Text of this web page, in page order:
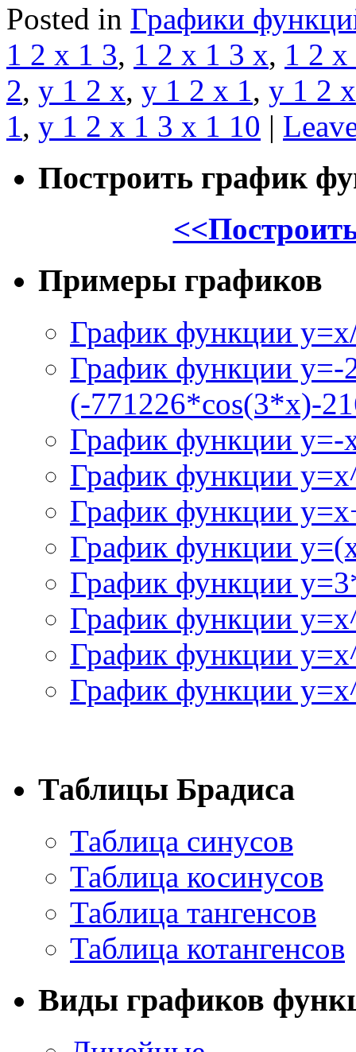
Posted in Графики
1 2 x 1 3, 1 2 x 1 3 x, 1 2
2, y 1 2 x, y 1 2 x 1, y 1 2
1, y 1 2 x 1 3 x 1 10 |
Построить график
Примеры графиков
График функции
График функции y=-
(-771226*cos(3*x)-
График функции
График функции
График функции
График функции
График функции
График функции
График функции
График функции
Таблицы Брадиса
Таблица синусов
Таблица косинусов
Таблица тангенсов
Таблица котангенсов
Виды графиков